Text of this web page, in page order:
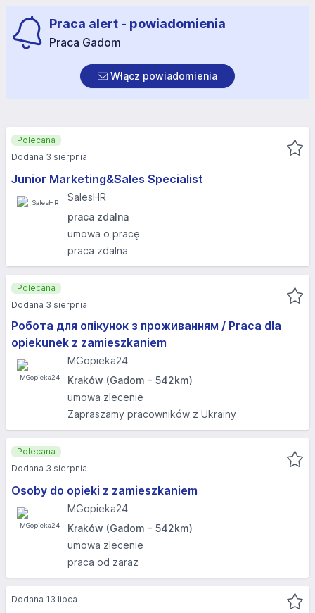
Praca alert - powiadomienia
Praca Gadom
Włącz powiadomienia
Junior Marketing&Sales Specialist
SalesHR
praca zdalna
umowa o pracę
praca zdalna
Polecana
Dodana 3 sierpnia
Робота для опікунок з проживанням / Praca dla
opiekunek z zamieszkaniem
MGopieka24
Kraków (Gadom - 542km)
umowa zlecenie
Zapraszamy pracowników z Ukrainy
Polecana
Dodana 3 sierpnia
Osoby do opieki z zamieszkaniem
MGopieka24
Kraków (Gadom - 542km)
umowa zlecenie
praca od zaraz
Polecana
Dodana 3 sierpnia
Dodana 13 lipca